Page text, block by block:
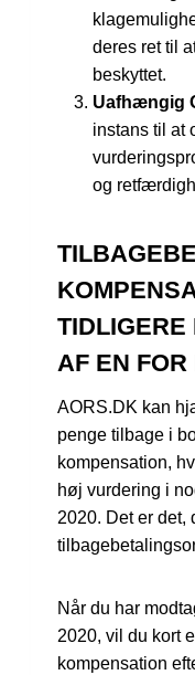
deres ret til
beskyttet.
Uafhængig
instans til at
og
TIDLIGERE
AF EN
AORS.DK kan
penge tilbage i
kompensation,
høj vurdering i
2020. Det er det,
Når du har
2020, vil du kort
kompensation